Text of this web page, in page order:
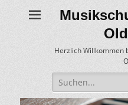
Herzlich Willkommen
Suche
für: